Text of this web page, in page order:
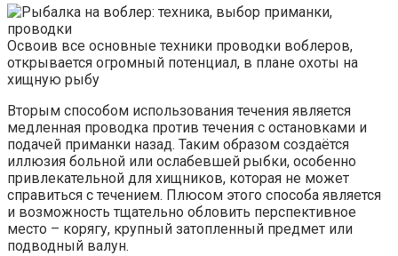
Освоив все основные техники проводки воблеров,
открывается огромный потенциал, в плане охоты на
хищную рыбу
Вторым способом использования течения является
медленная проводка против течения с остановками и
подачей приманки назад. Таким образом создаётся
иллюзия больной или ослабевшей рыбки, особенно
привлекательной для хищников, которая не может
справиться с течением. Плюсом этого способа является
и возможность тщательно обловить перспективное
место – корягу, крупный затопленный предмет или
подводный валун.